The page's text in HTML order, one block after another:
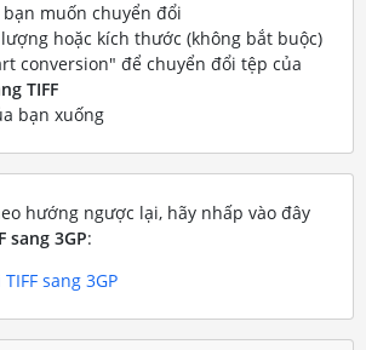
bạn muốn chuyển đổi
hoặc kích thước (không bắt buộc)
conversion" để chuyển đổi tệp của
TIFF
bạn xuống
hướng ngược lại, hãy nhấp vào đây
sang 3GP:
sang 3GP